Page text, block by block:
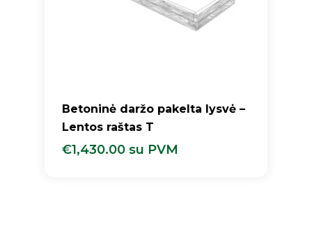
Betoninė daržo pakelta lysvė –
Lentos raštas T
€1,430.00 su PVM